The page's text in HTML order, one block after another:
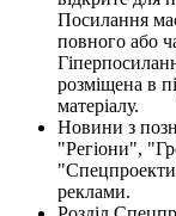
Посилання
повного або
розміщена в
матеріалу.
Новини з
"Регіони",
реклами.